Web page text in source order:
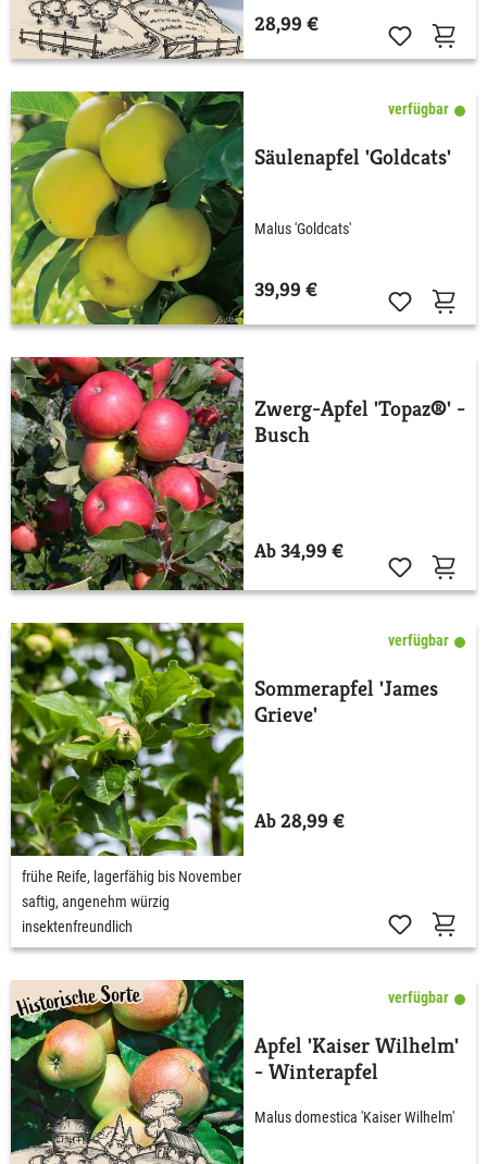
28,99 €
verfügbar
Säulenapfel 'Goldcats'
Malus 'Goldcats'
39,99 €
Zwerg-Apfel 'Topaz®' -
Busch
Ab 34,99 €
verfügbar
Sommerapfel 'James
Grieve'
Ab 28,99 €
frühe Reife, lagerfähig bis November
saftig, angenehm würzig
insektenfreundlich
verfügbar
Apfel 'Kaiser Wilhelm'
- Winterapfel
Malus domestica 'Kaiser Wilhelm'